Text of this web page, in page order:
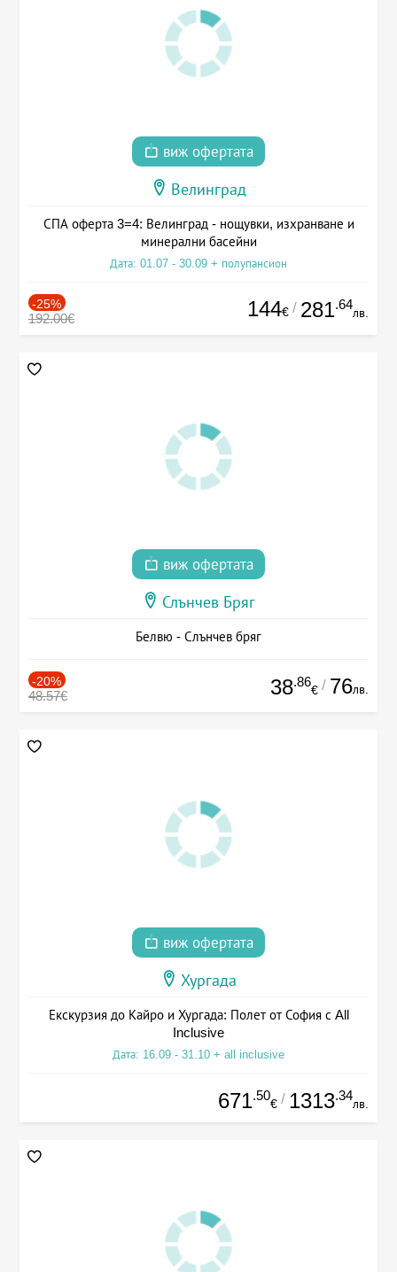
виж офертата
Велинград
СПА оферта 3=4: Велинград - нощувки, изхранване и
минерални басейни
Дата: 01.07 - 30.09 + полупансион
-25%
192.00€ 144€ / 281.64
лв.
виж офертата
Слънчев Бряг
Белвю - Слънчев бряг
-20%
48.57€ 38.86
€ / 76лв.
виж офертата
Хургада
Екскурзия до Кайро и Хургада: Полет от София с All
Inclusive
Дата: 16.09 - 31.10 + all inclusive
671.50
€ / 1313.34
лв.